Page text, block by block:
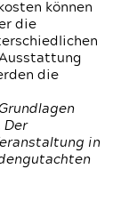
können
die
die
Der
in